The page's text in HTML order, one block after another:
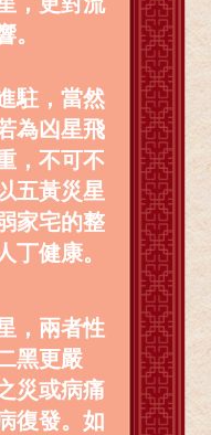
。
駐，當然
為凶星飛
，不可不
五黃災星
家宅的整
丁健康。
，兩者性
黑更嚴
災或病痛
復發。如